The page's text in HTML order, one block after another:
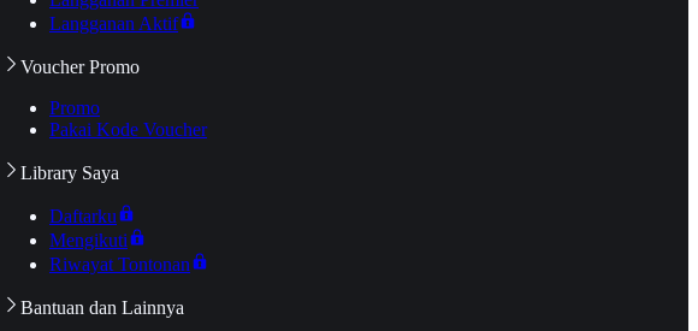
Langganan Aktif
Voucher Promo
Promo
Pakai Kode Voucher
Library Saya
Daftarku
Mengikuti
Riwayat Tontonan
Bantuan dan Lainnya